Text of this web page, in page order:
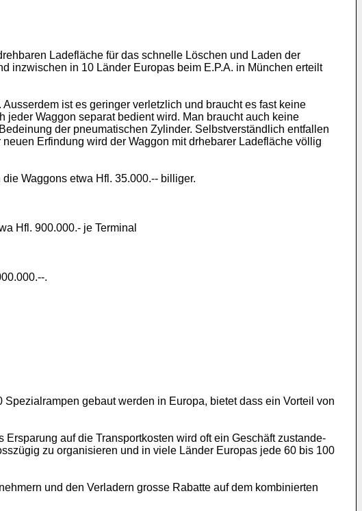
Ladefläche für das schnelle Löschen und Laden der
inzwischen in 10 Länder Europas beim E.P.A. in München erteilt
ist es geringer verletzlich und braucht es fast keine
jeder Waggon separat bedient wird. Man braucht auch keine
der pneumatischen Zylinder. Selbstverständlich entfallen
Erfindung wird der Waggon mit drhebarer Ladefläche völlig
Waggons etwa Hfl. 35.000.-- billiger.
Hfl. 900.000.- je Terminal
.
gebaut werden in Europa, bietet dass ein Vorteil von
auf die Transportkosten wird oft ein Geschäft zustande-
zu organisieren und in viele Länder Europas jede 60 bis 100
und den Verladern grosse Rabatte auf dem kombinierten